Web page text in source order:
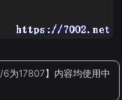
为17807】内容均使用中